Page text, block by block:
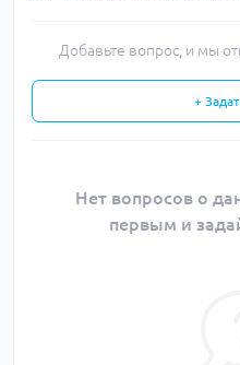
Добавьте вопрос, и мы
+
Нет вопросов о
первым и